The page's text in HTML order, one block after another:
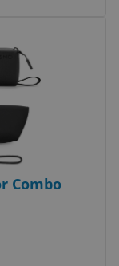
Combo